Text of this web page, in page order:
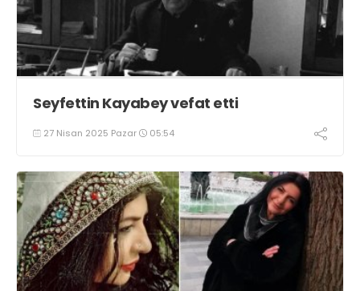
Seyfettin Kayabey vefat etti
27 Nisan 2025 Pazar 05:54